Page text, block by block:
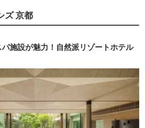
ズ 京都
施設が魅力！自然派リゾートホテル